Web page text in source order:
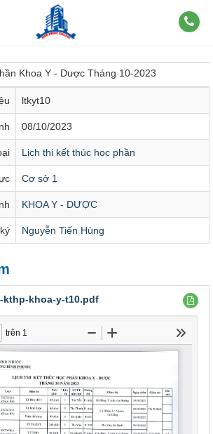
học phần Khoa Y - Dược
Khoa Y - Dược Tháng 10-2023
ltkyt10
08/10/2023
Lịch thi kết thúc học phần
Cơ sở 1
KHOA Y - DƯỢC
Nguyễn Tiến Hùng
kthp-khoa-y-t10.pdf